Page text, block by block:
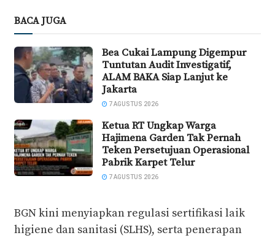
BACA JUGA
Bea Cukai Lampung Digempur
Tuntutan Audit Investigatif,
ALAM BAKA Siap Lanjut ke
Jakarta
7 AGUSTUS 2026
Ketua RT Ungkap Warga
Hajimena Garden Tak Pernah
Teken Persetujuan Operasional
Pabrik Karpet Telur
7 AGUSTUS 2026
BGN kini menyiapkan regulasi sertifikasi laik
higiene dan sanitasi (SLHS), serta penerapan